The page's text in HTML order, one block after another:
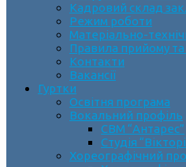
Кадровий склад
Режим роботи
Матеріально-
Правила прийому
Контакти
Вакансії
Гуртки
Освітня програма
Вокальний профіль
СВМ “Антарес”
Студія
Хореографічний